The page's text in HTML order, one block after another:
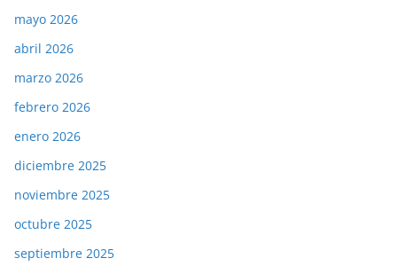
mayo 2026
abril 2026
marzo 2026
febrero 2026
enero 2026
diciembre 2025
noviembre 2025
octubre 2025
septiembre 2025